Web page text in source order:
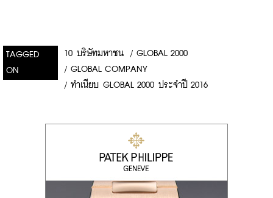
TAGGED
ON
10 บริษัทมหาชน / GLOBAL 2000
/ GLOBAL COMPANY
/ ทำเนียบ GLOBAL 2000 ประจำปี 2016